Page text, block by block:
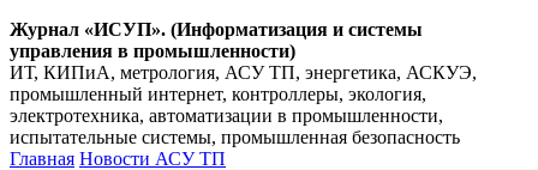
Журнал «ИСУП». (Информатизация и системы
управления в промышленности)
ИТ, КИПиА, метрология, АСУ ТП, энергетика, АСКУЭ,
промышленный интернет, контроллеры, экология,
электротехника, автоматизации в промышленности,
испытательные системы, промышленная безопасность
Главная Новости АСУ ТП